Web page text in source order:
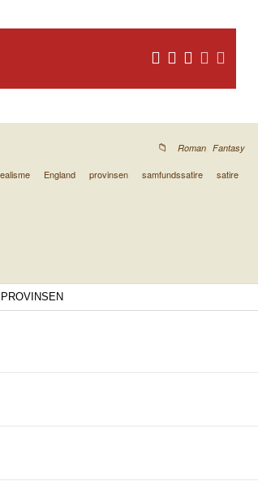
Roman Fantasy
England provinsen samfundssatire satire
PROVINSEN